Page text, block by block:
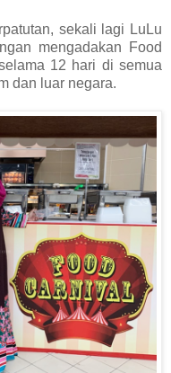
sekali lagi LuLu
mengadakan Food
12 hari di semua
dan luar negara.